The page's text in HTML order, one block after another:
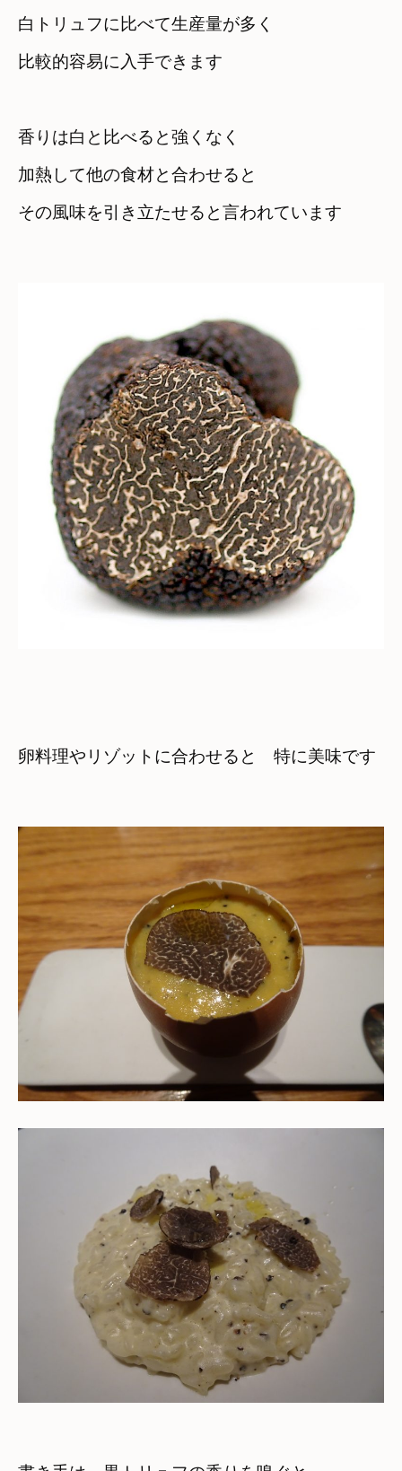
白トリュフに比べて生産量が多く
比較的容易に入手できます
香りは白と比べると強くなく
加熱して他の食材と合わせると
その風味を引き立たせると言われています
卵料理やリゾットに合わせると　特に美味です